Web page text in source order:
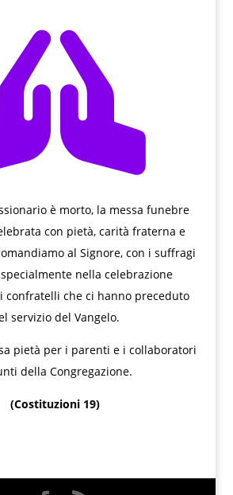
è morto, la messa funebre
con pietà, carità fraterna e
al Signore, con i suffragi
nella celebrazione
i confratelli che ci hanno preceduto
servizio del Vangelo.
pietà per i parenti e i collaboratori
della Congregazione.
(Costituzioni 19)